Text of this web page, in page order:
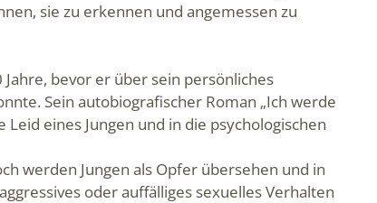
sie zu erkennen und angemessen zu
bevor er über sein persönliches
Sein autobiografischer Roman „Ich werde
Leid eines Jungen und in die psychologischen
werden Jungen als Opfer übersehen und in
oder auffälliges sexuelles Verhalten